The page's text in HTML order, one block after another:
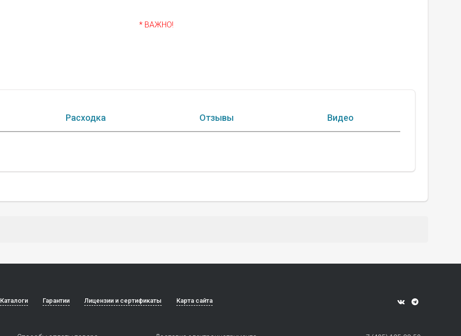
* ВАЖНО!
Расходка Отзывы Видео
Каталоги Гарантии Лицензии и сертификаты Карта сайта